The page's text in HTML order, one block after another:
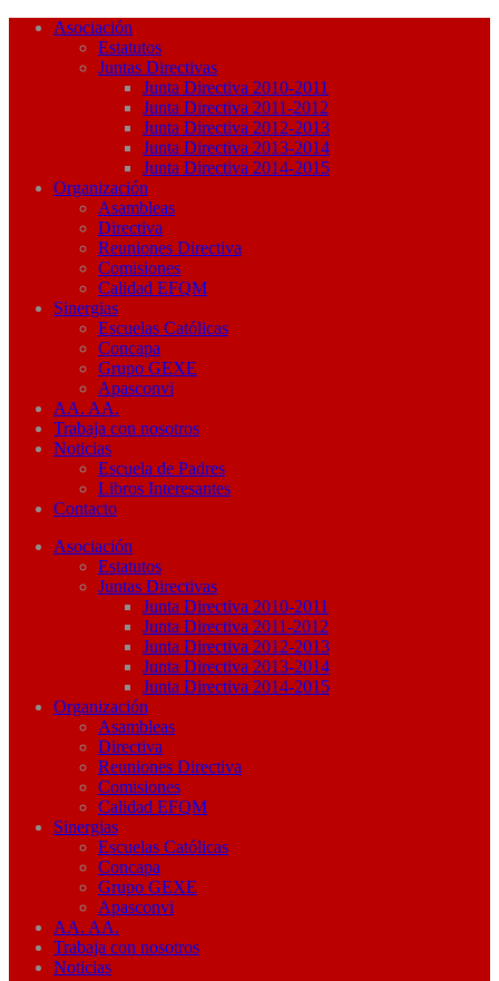
Asociación
Estatutos
Juntas Directivas
Junta Directiva 2010-2011
Junta Directiva 2011-2012
Junta Directiva 2012-2013
Junta Directiva 2013-2014
Junta Directiva 2014-2015
Organización
Asambleas
Directiva
Reuniones Directiva
Comisiones
Calidad EFQM
Sinergias
Escuelas Católicas
Concapa
Grupo GEXE
Apasconvi
AA. AA.
Trabaja con nosotros
Noticias
Escuela de Padres
Libros Interesantes
Contacto
Asociación
Estatutos
Juntas Directivas
Junta Directiva 2010-2011
Junta Directiva 2011-2012
Junta Directiva 2012-2013
Junta Directiva 2013-2014
Junta Directiva 2014-2015
Organización
Asambleas
Directiva
Reuniones Directiva
Comisiones
Calidad EFQM
Sinergias
Escuelas Católicas
Concapa
Grupo GEXE
Apasconvi
AA. AA.
Trabaja con nosotros
Noticias